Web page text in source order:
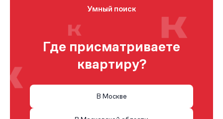
Умный поиск
Где присматриваете
квартиру?
В Москве